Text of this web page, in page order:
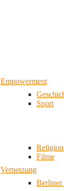
Empowerment
Sport
Filme
Vernetzung
Berliner